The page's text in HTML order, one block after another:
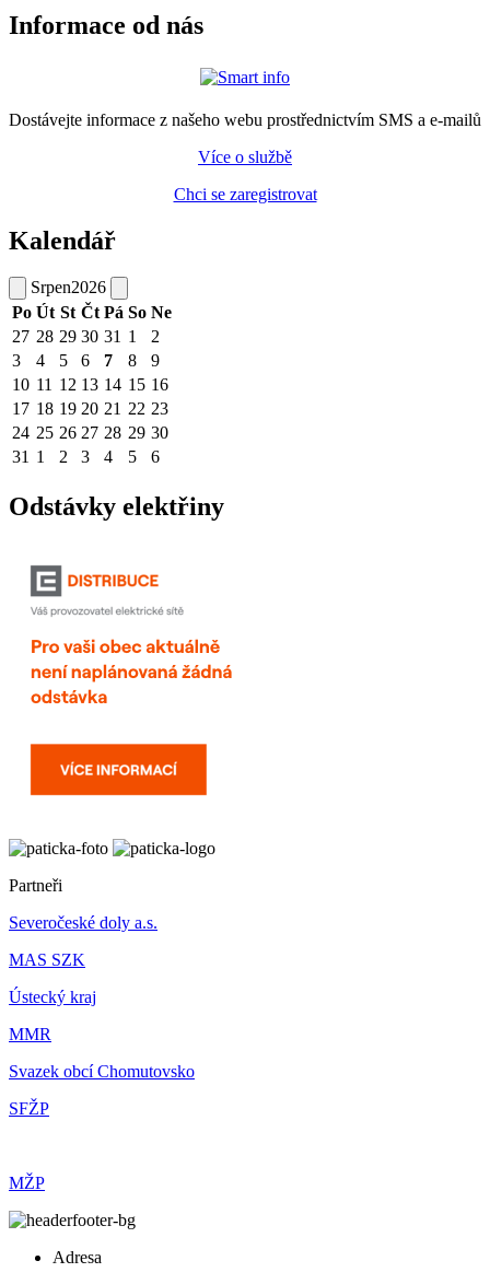
Informace od nás
Dostávejte informace z našeho webu prostřednictvím SMS a e-mailů
Více o službě
Chci se zaregistrovat
Kalendář
Srpen2026
Po Út St Čt Pá So Ne
27 28 29 30 31 1
2
3
4 5 6 7 8
9
10 11 12 13 14 15 16
17 18 19 20 21 22 23
24 25 26 27 28 29 30
31 1 2 3 4 5 6
Odstávky elektřiny
Partneři
Severočeské doly a.s.
MAS SZK
Ústecký kraj
MMR
Svazek obcí Chomutovsko
SFŽP
MŽP
Adresa